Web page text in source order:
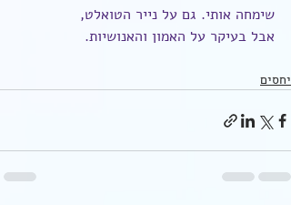
שימחה אותי. גם על נייר הטואלט,
אבל בעיקר על האמון והאנושיות.
יחסים